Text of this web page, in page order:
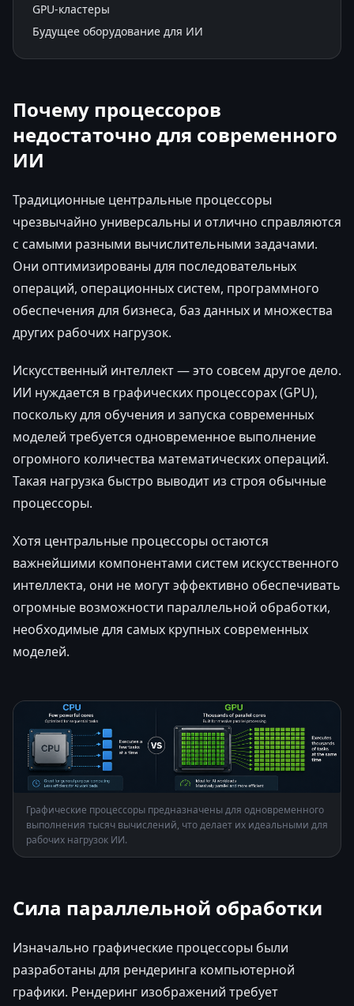
GPU-кластеры
Будущее оборудование для ИИ
Почему процессоров
недостаточно для современного
ИИ
Традиционные центральные процессоры
чрезвычайно универсальны и отлично справляются
с самыми разными вычислительными задачами.
Они оптимизированы для последовательных
операций, операционных систем, программного
обеспечения для бизнеса, баз данных и множества
других рабочих нагрузок.
Искусственный интеллект — это совсем другое дело.
ИИ нуждается в графических процессорах (GPU),
поскольку для обучения и запуска современных
моделей требуется одновременное выполнение
огромного количества математических операций.
Такая нагрузка быстро выводит из строя обычные
процессоры.
Хотя центральные процессоры остаются
важнейшими компонентами систем искусственного
интеллекта, они не могут эффективно обеспечивать
огромные возможности параллельной обработки,
необходимые для самых крупных современных
моделей.
Графические процессоры предназначены для одновременного
выполнения тысяч вычислений, что делает их идеальными для
рабочих нагрузок ИИ.
Сила параллельной обработки
Изначально графические процессоры были
разработаны для рендеринга компьютерной
графики. Рендеринг изображений требует